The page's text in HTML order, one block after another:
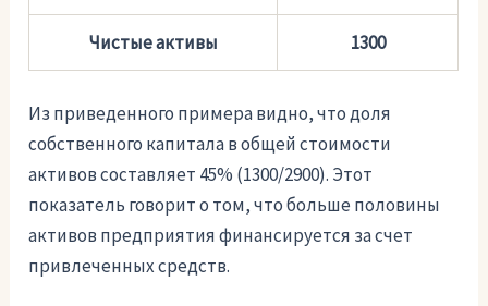
Чистые активы 1300
Из приведенного примера видно, что доля
собственного капитала в общей стоимости
активов составляет 45% (1300/2900). Этот
показатель говорит о том, что больше половины
активов предприятия финансируется за счет
привлеченных средств.